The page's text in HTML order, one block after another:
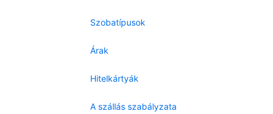
Szobatípusok
Árak
Hitelkártyák
A szállás szabályzata